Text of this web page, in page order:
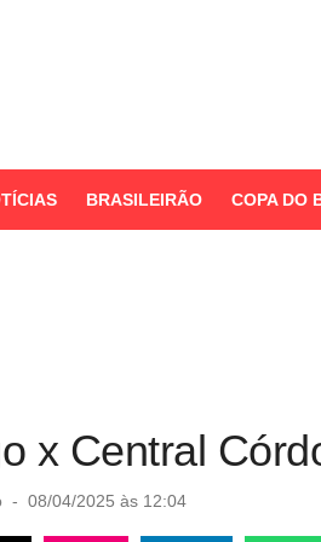
BRASILEIRÃO COPA DO
x Central
P
08/04/2025 às 12:04